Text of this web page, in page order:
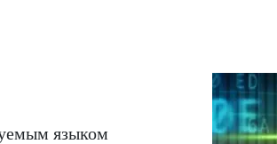
языком